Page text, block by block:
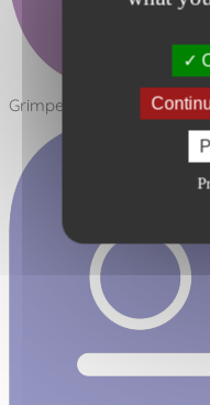
Grimper - Plans inclinés